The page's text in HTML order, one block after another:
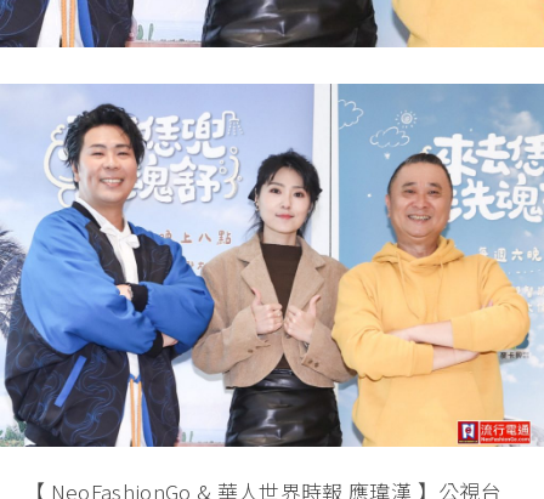
【 NeoFashionGo & 華人世界時報 應瑋漢 】公視台